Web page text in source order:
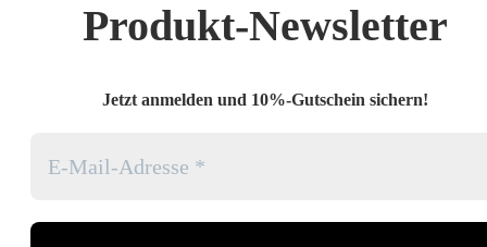
Produkt-Newsletter
Jetzt anmelden und 10%-Gutschein sichern!